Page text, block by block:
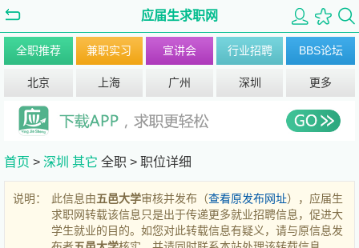
应届生求职网
全职推荐 兼职实习 宣讲会 行业招聘 BBS论坛
北京 上海 广州 深圳 更多
首页 > 深圳 其它 全职 > 职位详细
说明： 此信息由五邑大学审核并发布（查看原发布网址），应届生
求职网转载该信息只是出于传递更多就业招聘信息，促进大
学生就业的目的。如您对此转载信息有疑义，请与原信息发